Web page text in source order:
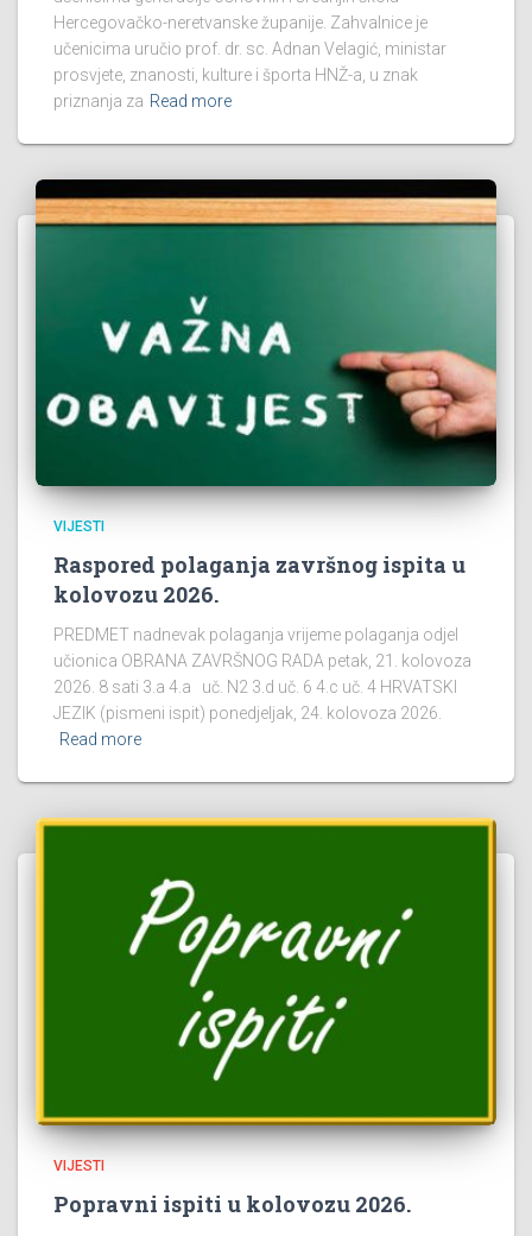
Hercegovačko-neretvanske županije. Zahvalnice je
učenicima uručio prof. dr. sc. Adnan Velagić, ministar
prosvjete, znanosti, kulture i športa HNŽ-a, u znak
priznanja za Read more
VIJESTI
Raspored polaganja završnog ispita u
kolovozu 2026.
PREDMET nadnevak polaganja vrijeme polaganja odjel
učionica OBRANA ZAVRŠNOG RADA petak, 21. kolovoza
2026. 8 sati 3.a 4.a uč. N2 3.d uč. 6 4.c uč. 4 HRVATSKI
JEZIK (pismeni ispit) ponedjeljak, 24. kolovoza 2026.
Read more
VIJESTI
Popravni ispiti u kolovozu 2026.